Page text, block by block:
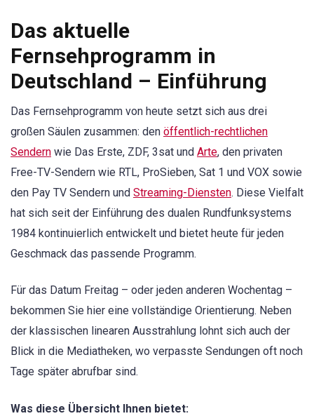
Das aktuelle
Fernsehprogramm in
Deutschland – Einführung
Das Fernsehprogramm von heute setzt sich aus drei
großen Säulen zusammen: den öffentlich-rechtlichen
Sendern wie Das Erste, ZDF, 3sat und Arte, den privaten
Free-TV-Sendern wie RTL, ProSieben, Sat 1 und VOX sowie
den Pay TV Sendern und Streaming-Diensten. Diese Vielfalt
hat sich seit der Einführung des dualen Rundfunksystems
1984 kontinuierlich entwickelt und bietet heute für jeden
Geschmack das passende Programm.
Für das Datum Freitag – oder jeden anderen Wochentag –
bekommen Sie hier eine vollständige Orientierung. Neben
der klassischen linearen Ausstrahlung lohnt sich auch der
Blick in die Mediatheken, wo verpasste Sendungen oft noch
Tage später abrufbar sind.
Was diese Übersicht Ihnen bietet: